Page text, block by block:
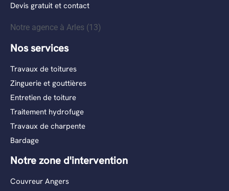
Devis gratuit et contact
Notre agence à Arles (13)
Nos services
Travaux de toitures
Zinguerie et gouttières
Entretien de toiture
Traitement hydrofuge
Travaux de charpente
Bardage
Notre zone d'intervention
Couvreur Angers